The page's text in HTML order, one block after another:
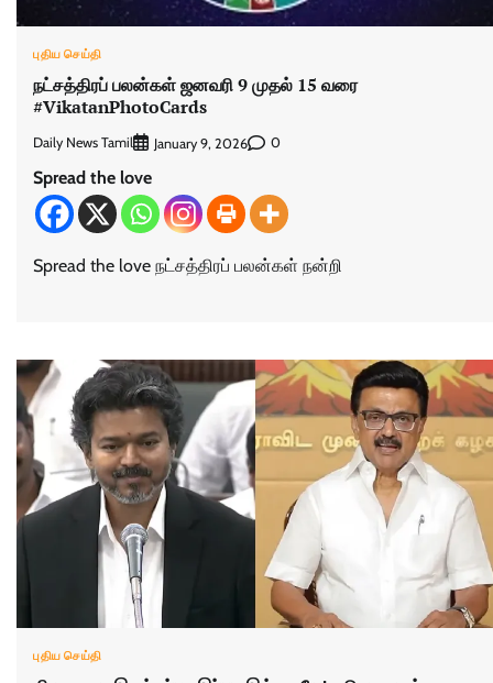
புதிய செய்தி
நட்சத்திரப் பலன்கள் ஜனவரி 9 முதல் 15 வரை
#VikatanPhotoCards
Daily News Tamil January 9, 2026 0
Spread the love
Spread the love நட்சத்திரப் பலன்கள் நன்றி
புதிய செய்தி